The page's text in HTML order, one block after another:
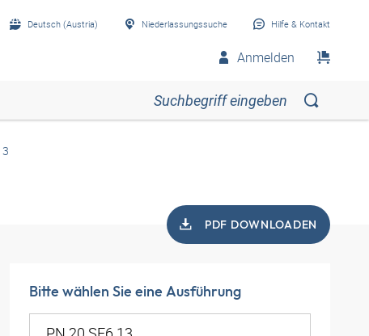
Deutsch (Austria) Niederlassungssuche Hilfe & Kontakt
Anmelden
PDF DOWNLOADEN
Bitte wählen Sie eine Ausführung